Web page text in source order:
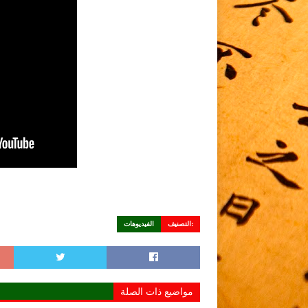
التصنيف: الفيديوهات
مواضيع ذات الصلة